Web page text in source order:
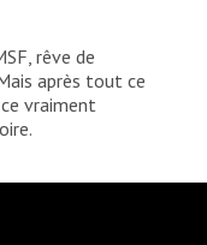
rêve de
après tout ce
vraiment